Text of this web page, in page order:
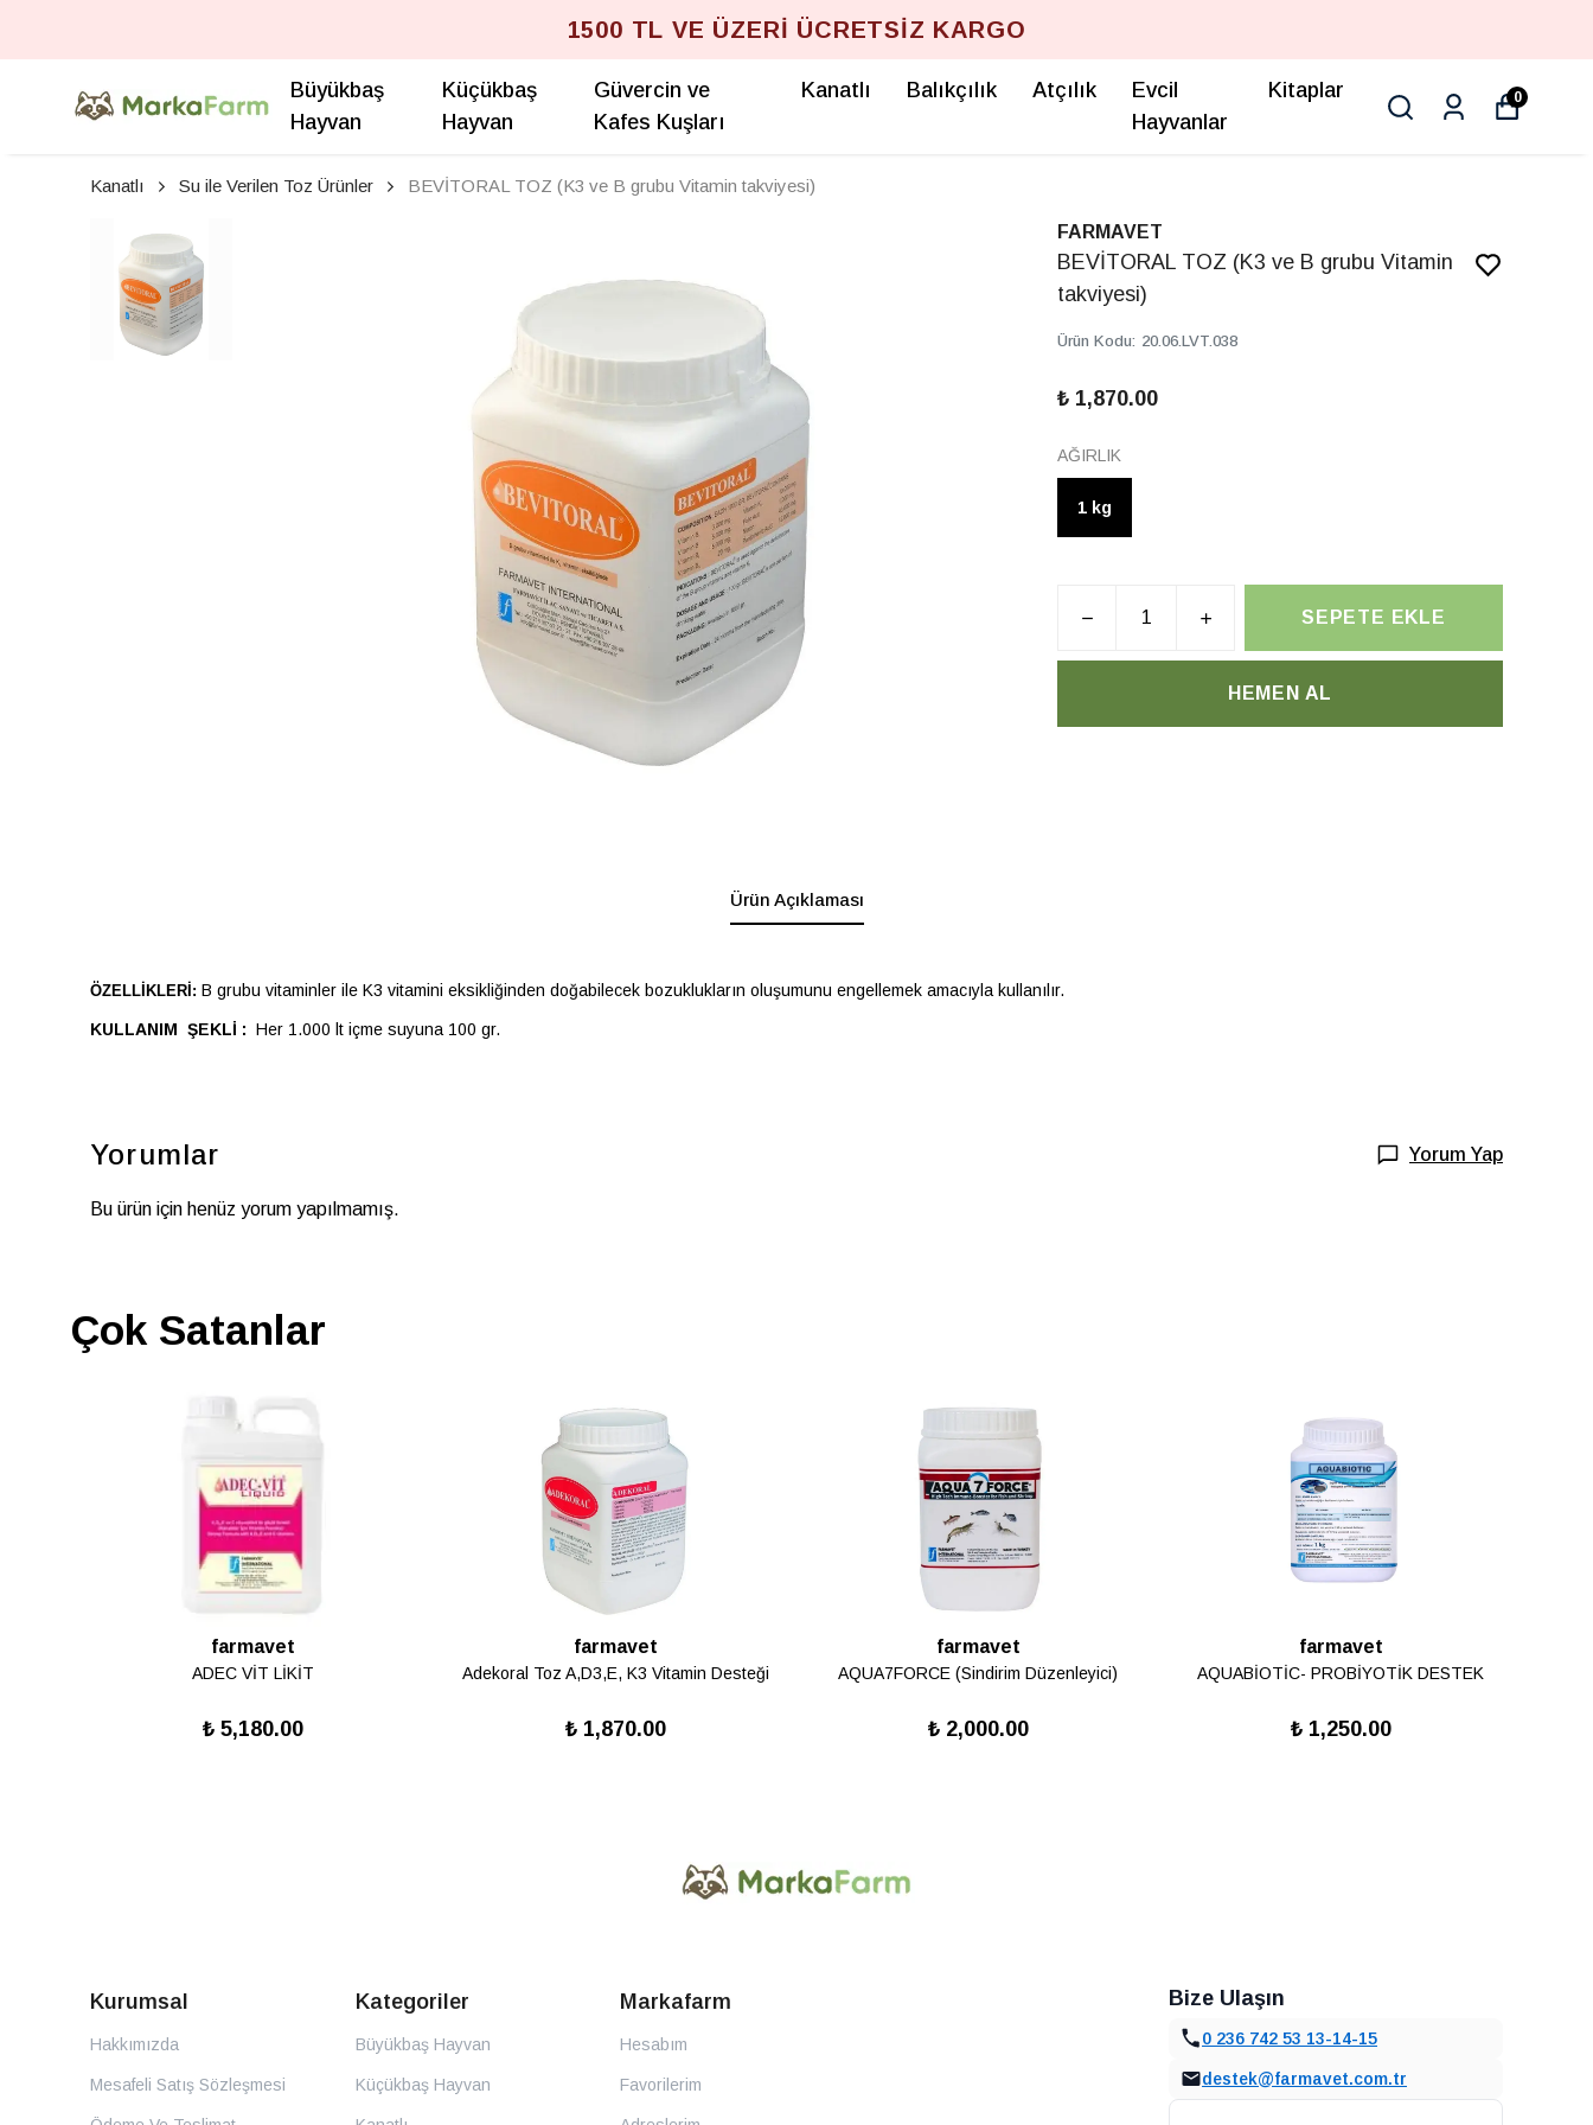
1500 TL VE ÜZERİ ÜCRETSİZ KARGO
Büyükbaş
Hayvan
Küçükbaş
Hayvan
Güvercin ve
Kafes Kuşları
Kanatlı Balıkçılık Atçılık
Evcil
Hayvanlar
Kitaplar 0
Kanatlı Su ile Verilen Toz Ürünler BEVİTORAL TOZ (K3 ve B grubu Vitamin takviyesi)
FARMAVET
BEVİTORAL TOZ (K3 ve B grubu Vitamin
takviyesi)
Ürün Kodu: 20.06.LVT.038
₺ 1,870.00
AĞIRLIK
1 kg
SEPETE EKLE
HEMEN AL
Ürün Açıklaması
ÖZELLİKLERİ: B grubu vitaminler ile K3 vitamini eksikliğinden doğabilecek bozuklukların oluşumunu engellemek amacıyla kullanılır.
KULLANIM ŞEKLİ : Her 1.000 lt içme suyuna 100 gr.
Yorumlar Yorum Yap
Bu ürün için henüz yorum yapılmamış.
Çok Satanlar
farmavet
ADEC VİT LİKİT
₺ 5,180.00
farmavet
Adekoral Toz A,D3,E, K3 Vitamin Desteği
₺ 1,870.00
farmavet
AQUA7FORCE (Sindirim Düzenleyici)
₺ 2,000.00
farmavet
AQUABİOTİC- PROBİYOTİK DESTEK
₺ 1,250.00
Kurumsal
Hakkımızda
Mesafeli Satış Sözleşmesi
Kategoriler
Büyükbaş Hayvan
Küçükbaş Hayvan
Markafarm
Hesabım
Favorilerim
Bize Ulaşın
0 236 742 53 13-14-15
destek@farmavet.com.tr